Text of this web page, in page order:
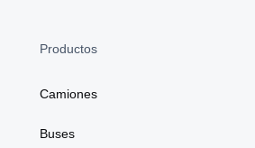
Productos
Camiones
Buses